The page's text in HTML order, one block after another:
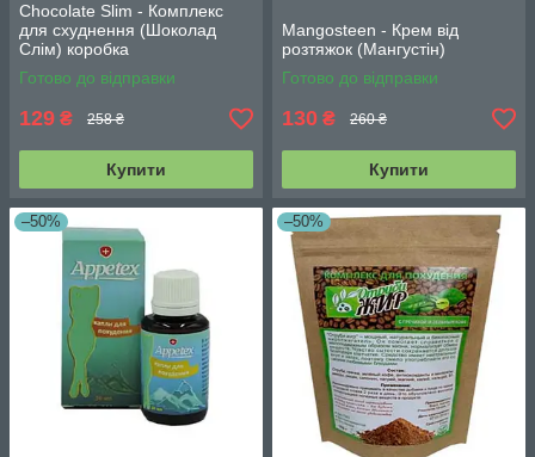
Chocolate Slim - Комплекс
для схуднення (Шоколад
Слім) коробка
Готово до відправки
129 ₴ 258 ₴
Купити
Мangosteen - Крем від
розтяжок (Мангустін)
Готово до відправки
130 ₴ 260 ₴
Купити
–50% –50%